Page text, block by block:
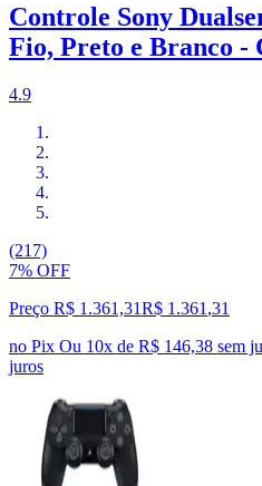
Controle Sony
Fio, Preto e Branco
4.9
(217)
7% OFF
Preço R$ 1.361,31R$ 1.361 ,31
no Pix Ou 10x de R$ 146,38 sem
juros